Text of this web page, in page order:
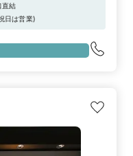
直結
日は営業)